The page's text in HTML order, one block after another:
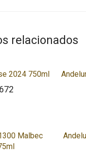
relacionados
2024 750ml
672
Malbec